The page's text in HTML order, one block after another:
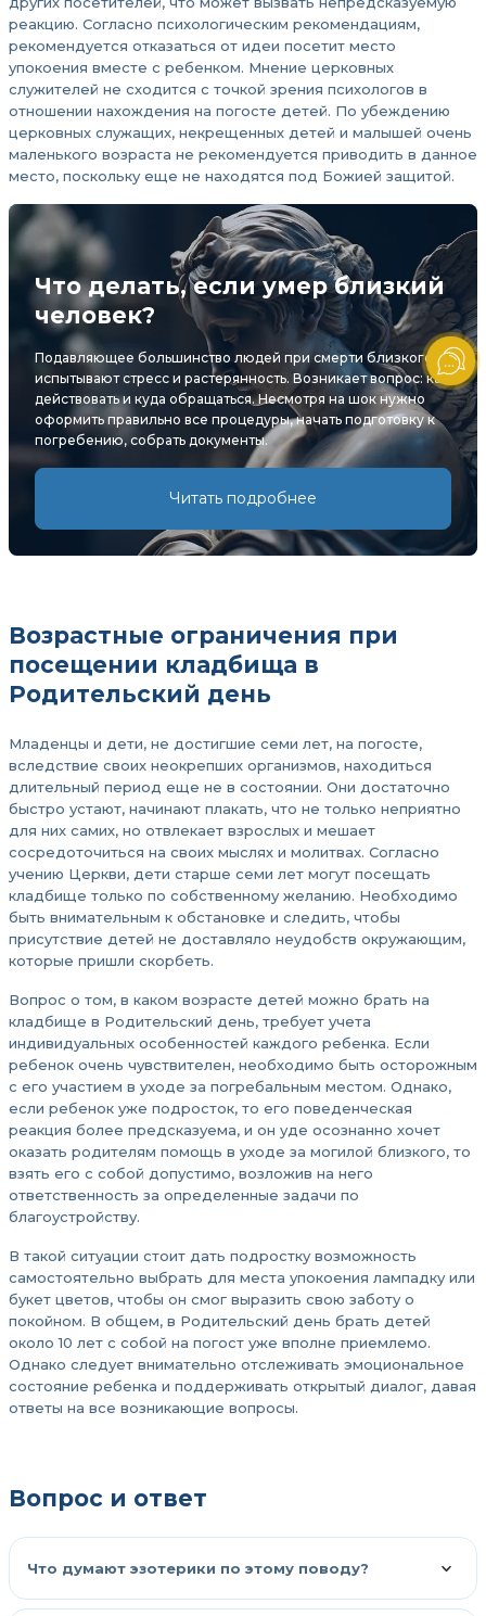
реакцию. Согласно психологическим рекомендациям,
рекомендуется отказаться от идеи посетит место
упокоения вместе с ребенком. Мнение церковных
служителей не сходится с точкой зрения психологов в
отношении нахождения на погосте детей. По убеждению
церковных служащих, некрещенных детей и малышей очень
маленького возраста не рекомендуется приводить в данное
место, поскольку еще не находятся под Божией защитой.
Что делать, если умер близкий
человек?
Подавляющее большинство людей при смерти близкого
испытывают стресс и растерянность. Возникает вопрос: как
действовать и куда обращаться. Несмотря на шок нужно
оформить правильно все процедуры, начать подготовку к
погребению, собрать документы.
Читать подробнее
Возрастные ограничения при
посещении кладбища в
Родительский день
Младенцы и дети, не достигшие семи лет, на погосте,
вследствие своих неокрепших организмов, находиться
длительный период еще не в состоянии. Они достаточно
быстро устают, начинают плакать, что не только неприятно
для них самих, но отвлекает взрослых и мешает
сосредоточиться на своих мыслях и молитвах. Согласно
учению Церкви, дети старше семи лет могут посещать
кладбище только по собственному желанию. Необходимо
быть внимательным к обстановке и следить, чтобы
присутствие детей не доставляло неудобств окружающим,
которые пришли скорбеть.
Вопрос о том, в каком возрасте детей можно брать на
кладбище в Родительский день, требует учета
индивидуальных особенностей каждого ребенка. Если
ребенок очень чувствителен, необходимо быть осторожным
с его участием в уходе за погребальным местом. Однако,
если ребенок уже подросток, то его поведенческая
реакция более предсказуема, и он уде осознанно хочет
оказать родителям помощь в уходе за могилой близкого, то
взять его с собой допустимо, возложив на него
ответственность за определенные задачи по
благоустройству.
В такой ситуации стоит дать подростку возможность
самостоятельно выбрать для места упокоения лампадку или
букет цветов, чтобы он смог выразить свою заботу о
покойном. В общем, в Родительский день брать детей
около 10 лет с собой на погост уже вполне приемлемо.
Однако следует внимательно отслеживать эмоциональное
состояние ребенка и поддерживать открытый диалог, давая
ответы на все возникающие вопросы.
Вопрос и ответ
Что думают эзотерики по этому поводу?